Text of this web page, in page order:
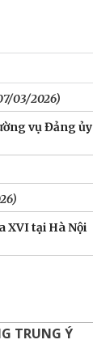
03/2026)
vụ Đảng ủy
XVI tại Hà Nội
TRUNG Ý